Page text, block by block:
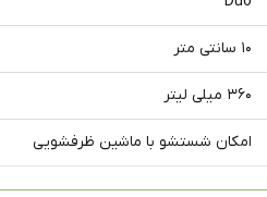
۱۰ سانتی متر
۳۶۰ میلی لیتر
امکان شستشو با ماشین ظرفشویی